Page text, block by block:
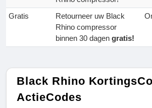
Gratis
Retourneer uw Black
Rhino compressor
binnen 30 dagen gratis!
Black Rhino
ActieCodes